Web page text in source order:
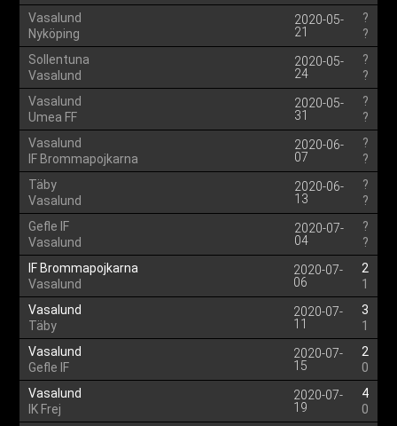
Vasalund
Nyköping
2020-05-
21
?
?
Sollentuna
Vasalund
2020-05-
24
?
?
Vasalund
Umea FF
2020-05-
31
?
?
Vasalund
IF Brommapojkarna
2020-06-
07
?
?
Täby
Vasalund
2020-06-
13
?
?
Gefle IF
Vasalund
2020-07-
04
?
?
IF Brommapojkarna
Vasalund
2020-07-
06
2
1
Vasalund
Täby
2020-07-
11
3
1
Vasalund
Gefle IF
2020-07-
15
2
0
Vasalund
IK Frej
2020-07-
19
4
0